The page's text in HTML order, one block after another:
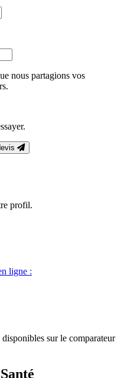
nous partagions vos
profil.
ligne :
sur le comparateur